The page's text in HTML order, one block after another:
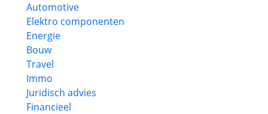
Automotive
Elektro componenten
Energie
Bouw
Travel
Immo
Juridisch advies
Financieel